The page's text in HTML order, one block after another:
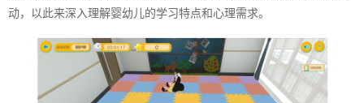
动，以此来深入理解婴幼儿的学习特点和心理需求。